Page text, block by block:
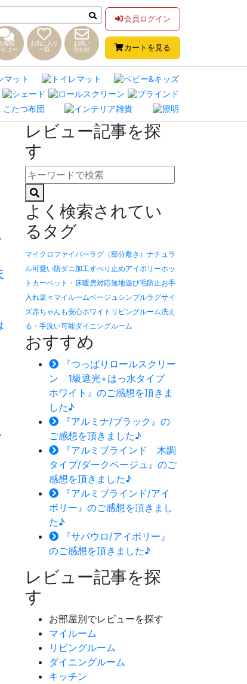
客様
ビュー
お気に入り
一覧
お問い
合わせ
会員ログイン
カートを見る
レビュー記事を探
す
よく検索されてい
るタグ
マイクロファイバーラグ（部分敷き） ナチュラ
ル可愛い防ダニ加工すべり止めアイボリーホッ
トカーペット・床暖房対応無地遊び毛防止お手
入れ楽々 マイルームベージュシンプルラグサイ
ズ赤ちゃんも安心ホワイト リビングルーム洗え
る・手洗い可能ダイニングルーム
おすすめ
『つっぱりロールスクリー
ン 1級遮光+はっ水タイプ
ホワイト』のご感想を頂きま
した♪
『アルミナ/ブラック』の
ご感想を頂きました♪
『アルミブラインド 木調
タイプ/ダークベージュ』のご
感想を頂きました♪
『アルミブラインド/アイ
ボリー』のご感想を頂きまし
た♪
『サパウロ/アイボリー』
のご感想を頂きました♪
レビュー記事を探
す
お部屋別でレビューを探す
マイルーム
リビングルーム
ダイニングルーム
キッチン